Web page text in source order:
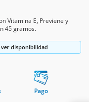
Vitamina E, Previene y
45 gramos.
ver disponibilidad
Pago